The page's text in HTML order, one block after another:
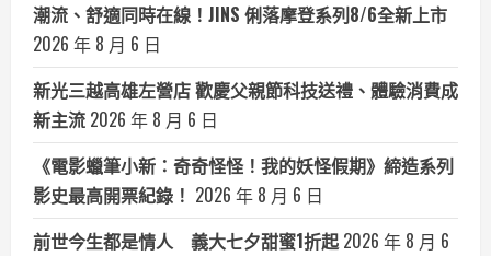
潮流、舒適同時在線！JINS 俐落摩登系列8/6全新上市
2026 年 8 月 6 日
新光三越高雄左營店 歡慶父親節科技送禮、體驗消費成
新主流 2026 年 8 月 6 日
《電影蠟筆小新：奇奇怪怪！我的妖怪假期》締造系列
影史最高開票紀錄！ 2026 年 8 月 6 日
前世今生都是情人 義大七夕甜蜜1折起 2026 年 8 月 6